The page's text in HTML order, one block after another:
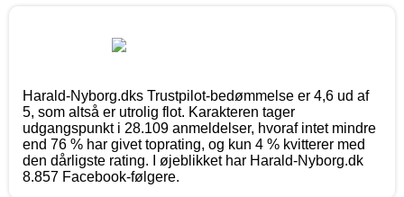
Harald-Nyborg.dks Trustpilot-bedømmelse er 4,6 ud af
5, som altså er utrolig flot. Karakteren tager
udgangspunkt i 28.109 anmeldelser, hvoraf intet mindre
end 76 % har givet toprating, og kun 4 % kvitterer med
den dårligste rating. I øjeblikket har Harald-Nyborg.dk
8.857 Facebook-følgere.